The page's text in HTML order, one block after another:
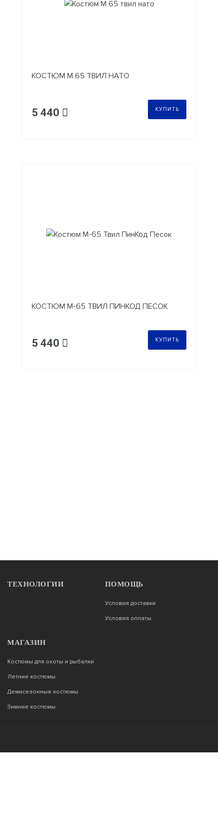
КОСТЮМ М 65 ТВИЛ НАТО
5 440 КУПИТЬ
КОСТЮМ М-65 ТВИЛ ПИНКОД ПЕСОК
5 440 КУПИТЬ
ТЕХНОЛОГИИ ПОМОЩЬ
Условия доставки
Условия оплаты
МАГАЗИН
Костюмы для охоты и рыбалки
Летние костюмы
Демисезонные костюмы
Зимние костюмы